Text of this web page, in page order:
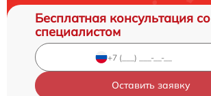
Бесплатная консультация со
специалистом
Оставить заявку